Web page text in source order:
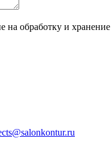
на обработку и хранение